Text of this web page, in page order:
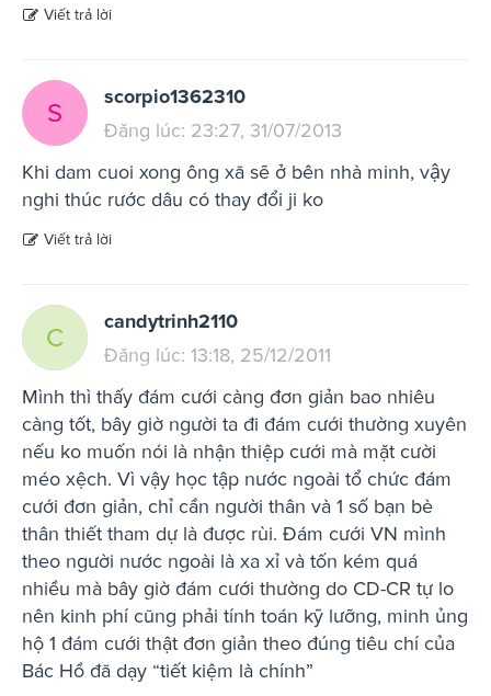
Viết trả lời
S
scorpio1362310
Đăng lúc: 23:27, 31/07/2013
Khi dam cuoi xong ông xã sẽ ở bên nhà minh, vậy
nghi thúc rước dâu có thay đổi ji ko
Viết trả lời
C
candytrinh2110
Đăng lúc: 13:18, 25/12/2011
Mình thì thấy đám cưới càng đơn giản bao nhiêu
càng tốt, bây giờ người ta đi đám cưới thường xuyên
nếu ko muốn nói là nhận thiệp cưới mà mặt cười
méo xệch. Vì vậy học tập nước ngoài tổ chức đám
cưới đơn giản, chỉ cần người thân và 1 số bạn bè
thân thiết tham dự là được rùi. Đám cưới VN mình
theo người nước ngoài là xa xỉ và tốn kém quá
nhiều mà bây giờ đám cưới thường do CD-CR tự lo
nên kinh phí cũng phải tính toán kỹ lưỡng, minh ủng
hộ 1 đám cưới thật đơn giản theo đúng tiêu chí của
Bác Hồ đã dạy “tiết kiệm là chính”